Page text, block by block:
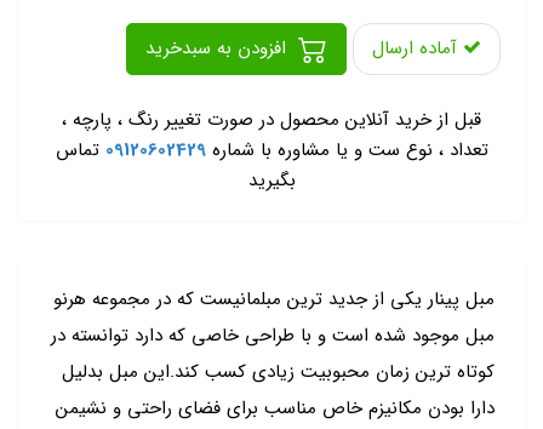
آماده ارسال
قبل از خرید آنلاین محصول در صورت تغییر رنگ ، پارچه ،
تعداد ، نوع ست و یا مشاوره با شماره09120602429 تماس
بگیرید
مبل پینار یکی از جدید ترین مبلمانیست که در مجموعه هرنو
مبل موجود شده است و با طراحی خاصی که دارد توانسته در
کوتاه ترین زمان محبوبیت زیادی کسب کند.این مبل بدلیل
دارا بودن مکانیزم خاص مناسب برای فضای راحتی و نشیمن